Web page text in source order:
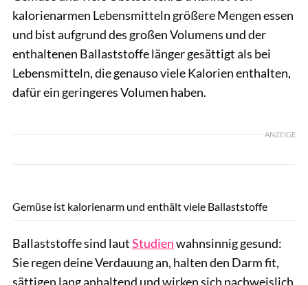
kalorienarmen Lebensmitteln größere Mengen essen
und bist aufgrund des großen Volumens und der
enthaltenen Ballaststoffe länger gesättigt als bei
Lebensmitteln, die genauso viele Kalorien enthalten,
dafür ein geringeres Volumen haben.
ANZEIGE
Gemüse ist kalorienarm und enthält viele Ballaststoffe
Ballaststoffe sind lautStudienwahnsinnig gesund:
Sie regen deine Verdauung an, halten den Darm fit,
sättigen lang anhaltend und wirken sich nachweislich